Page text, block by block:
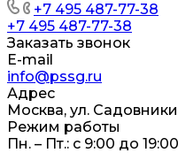
+7 495 487-77-38
+7 495 487-77-38
Заказать звонок
E-mail
info@pssg.ru
Адрес
Москва, ул.
Режим работы
Пн. – Пт.: с 9:00 до 19:00